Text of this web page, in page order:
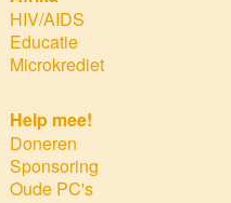
HIV/AIDS
Educatie
Microkrediet
Help mee!
Doneren
Sponsoring
Oude PC's